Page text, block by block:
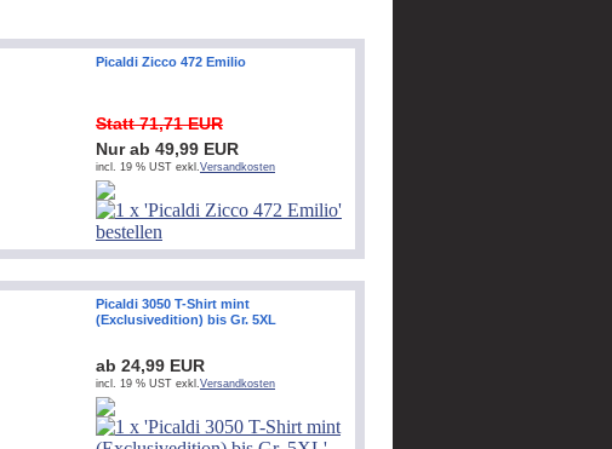
Picaldi Zicco 472 Emilio
Statt 71,71 EUR
Nur ab 49,99 EUR
incl. 19 % UST exkl.Versandkosten
Picaldi 3050 T-Shirt mint
(Exclusivedition) bis Gr. 5XL
ab 24,99 EUR
incl. 19 % UST exkl.Versandkosten